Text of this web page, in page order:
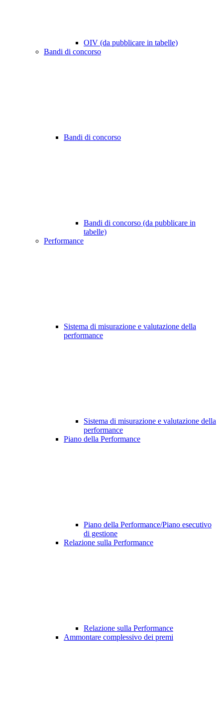
OIV (da pubblicare in tabelle)
Bandi di concorso
Bandi di concorso
Bandi di concorso (da pubblicare in
tabelle)
Performance
Sistema di misurazione e valutazione della
performance
Sistema di misurazione e valutazione della
performance
Piano della Performance
Piano della Performance/Piano esecutivo
di gestione
Relazione sulla Performance
Relazione sulla Performance
Ammontare complessivo dei premi